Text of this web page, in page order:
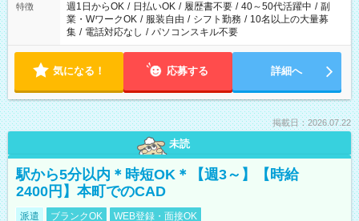
特徴 週1日からOK / 日払いOK / 履歴書不要 / 40～50代活躍中 / 副
業・WワークOK / 服装自由 / シフト勤務 / 10名以上の大量募
集 / 電話対応なし / パソコンスキル不要
気になる！ 応募する 詳細へ
掲載日：2026.07.22
未読
駅から5分以内＊時短OK＊【週3～】【時給
2400円】本町でのCAD
派遣 ブランクOK WEB登録・面接OK